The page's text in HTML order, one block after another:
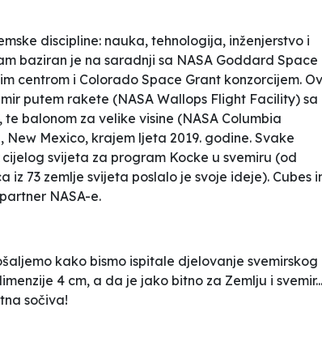
discipline: nauka, tehnologija, inženjerstvo i
baziran je na saradnji sa NASA Goddard Space
centrom i Colorado Space Grant konzorcijem.
putem rakete (NASA Wallops Flight Facility) sa
balonom za velike visine (NASA Columbia
Mexico, krajem ljeta 2019. godine. Svake
svijeta za program Kocke u svemiru (od
iz 73 zemlje svijeta poslalo je svoje ideje). Cubes
NASA-e.
kako bismo ispitale djelovanje svemirskog
4 cm, a da je jako bitno za Zemlju i svemir...
sočiva!